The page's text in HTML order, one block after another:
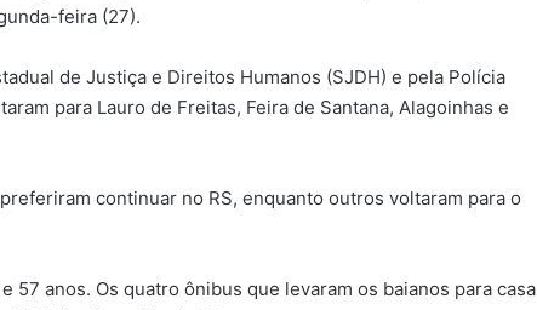
feira (27).
de Justiça e Direitos Humanos (SJDH) e pela Polícia
para Lauro de Freitas, Feira de Santana, Alagoinhas e
continuar no RS, enquanto outros voltaram para o
57 anos. Os quatro ônibus que levaram os baianos para casa